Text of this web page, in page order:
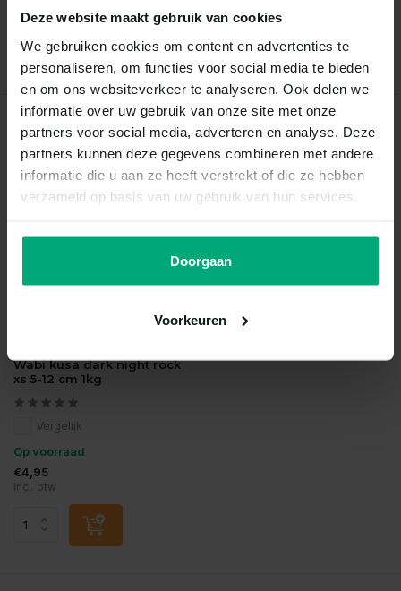
Deze website maakt gebruik van cookies
We gebruiken cookies om content en advertenties te
personaliseren, om functies voor social media te bieden
en om ons websiteverkeer te analyseren. Ook delen we
informatie over uw gebruik van onze site met onze
partners voor social media, adverteren en analyse. Deze
partners kunnen deze gegevens combineren met andere
informatie die u aan ze heeft verstrekt of die ze hebben
verzameld op basis van uw gebruik van hun services.
Doorgaan
Voorkeuren
Schrijf je eigen review
Recent bekeken
Wabi kusa dark night rock
xs 5-12 cm 1kg
Vergelijk
Op voorraad
€4,95
Incl. btw